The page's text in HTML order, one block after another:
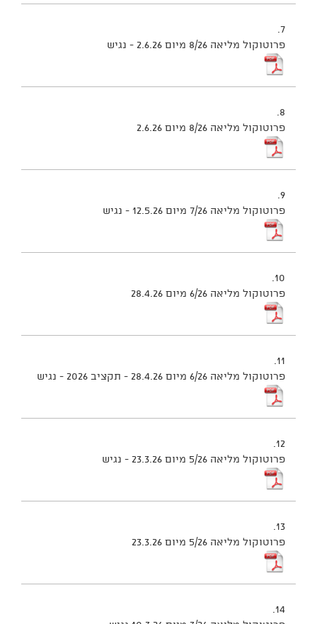
7.
פרוטוקול מליאה 8/26 מיום 2.6.26 - נגיש
8.
פרוטוקול מליאה 8/26 מיום 2.6.26
9.
פרוטוקול מליאה 7/26 מיום 12.5.26 - נגיש
10.
פרוטוקול מליאה 6/26 מיום 28.4.26
11.
פרוטוקול מליאה 6/26 מיום 28.4.26 - תקציב 2026 - נגיש
12.
פרוטוקול מליאה 5/26 מיום 23.3.26 - נגיש
13.
פרוטוקול מליאה 5/26 מיום 23.3.26
14.